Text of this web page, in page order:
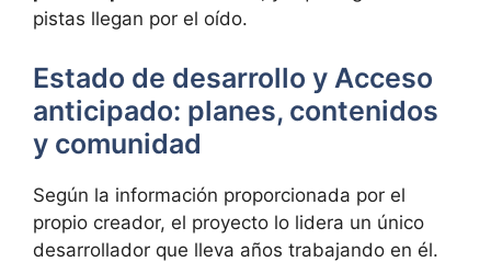
pistas llegan por el oído.
Estado de desarrollo y Acceso
anticipado: planes, contenidos
y comunidad
Según la información proporcionada por el
propio creador, el proyecto lo lidera un único
desarrollador que lleva años trabajando en él.